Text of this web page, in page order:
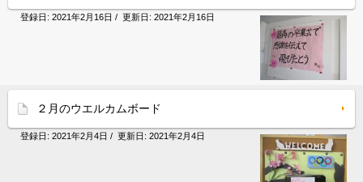
登録日: 2021年2月16日 / 更新日: 2021年2月16日
２月のウエルカムボード
登録日: 2021年2月4日 / 更新日: 2021年2月4日